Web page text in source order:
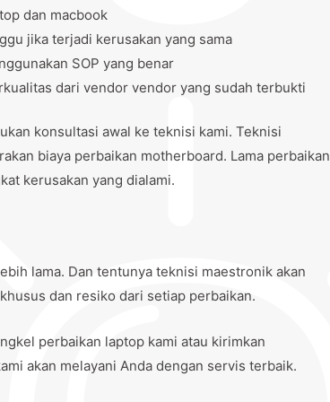
dan macbook
jika terjadi kerusakan yang sama
SOP yang benar
dari vendor vendor yang sudah terbukti
konsultasi awal ke teknisi kami. Teknisi
biaya perbaikan motherboard. Lama perbaikan
kerusakan yang dialami.
lama. Dan tentunya teknisi maestronik akan
dan resiko dari setiap perbaikan.
perbaikan laptop kami atau kirimkan
akan melayani Anda dengan servis terbaik.